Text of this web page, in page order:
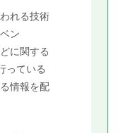
れる技術
ン
に関する
っている
情報を配